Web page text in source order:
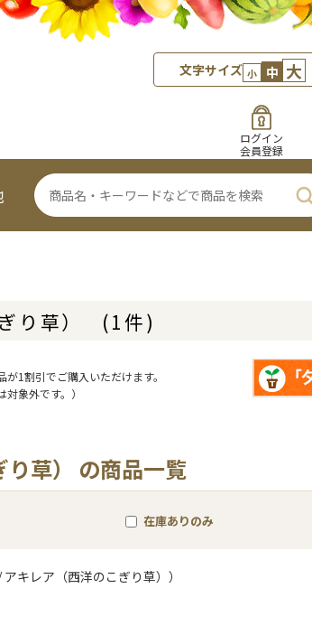
文字サイズ 小 中 大
ログイン
会員登録
り草） (1件)
1割引でご購入いただけます。
象外です。）
草） の商品一覧
在庫ありのみ
キレア（西洋のこぎり草））